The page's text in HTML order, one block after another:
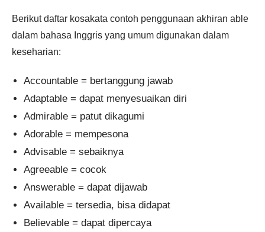
Berikut daftar kosakata contoh penggunaan akhiran able
dalam bahasa Inggris yang umum digunakan dalam
keseharian:
Accountable = bertanggung jawab
Adaptable = dapat menyesuaikan diri
Admirable = patut dikagumi
Adorable = mempesona
Advisable = sebaiknya
Agreeable = cocok
Answerable = dapat dijawab
Available = tersedia, bisa didapat
Believable = dapat dipercaya